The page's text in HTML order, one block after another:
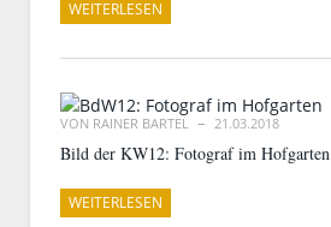
WEITERLESEN
VON RAINER BARTEL 21.03.2018
Bild der KW12: Fotograf im Hofgarten
WEITERLESEN